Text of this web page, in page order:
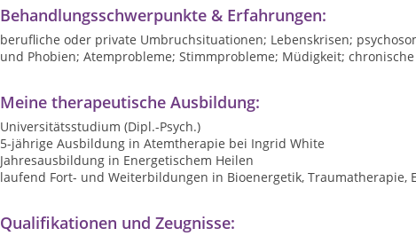
Behandlungsschwerpunkte & Erfahrungen:
berufliche oder private Umbruchsituationen; Lebenskrisen;
und Phobien; Atemprobleme; Stimmprobleme; Müdigkeit;
Meine therapeutische Ausbildung:
Universitätsstudium (Dipl.-Psych.)
5-jährige Ausbildung in Atemtherapie bei Ingrid White
Jahresausbildung in Energetischem Heilen
laufend Fort- und Weiterbildungen in Bioenergetik, Traumatherapie,
Qualifikationen und Zeugnisse: